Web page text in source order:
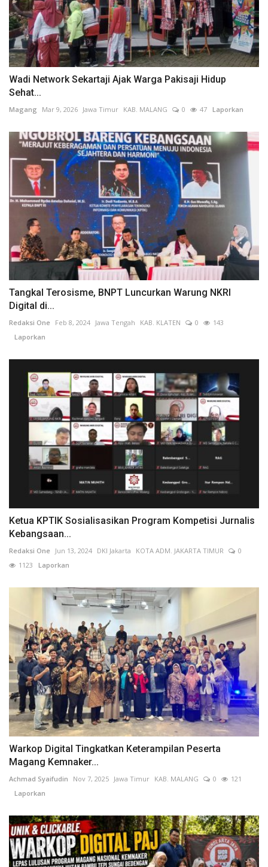
Wadi Network Sekartaji Ajak Warga Pakisaji Hidup
Sehat...
Magang Mar 9, 2026 Jawa Timur KAB. MALANG 0 47 Laporkan
Tangkal Terosisme, BNPT Luncurkan Warung NKRI
Digital di...
Redaksi One Feb 8, 2024 Jawa Tengah KAB. KLATEN 0
143
Laporkan
Ketua KPTIK Sosialisasikan Program Kompetisi Jurnalis
Kebangsaan...
Redaksi One Jun 13, 2024 DKI Jakarta KOTA ADM. JAKARTA TIMUR
0
1123 Laporkan
Warkop Digital Tingkatkan Keterampilan Peserta
Magang Kemnaker...
Achmad Syaifudin Nov 7, 2025 Jawa Timur KAB. MALANG 0
121
Laporkan